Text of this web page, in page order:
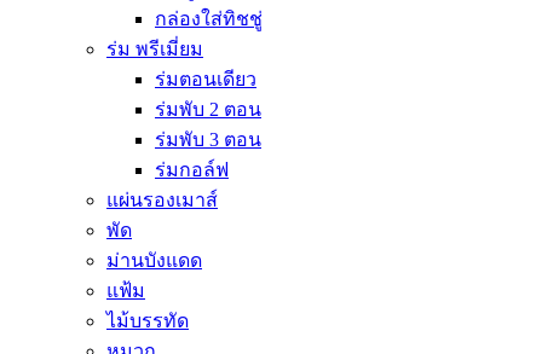
กล่องใส่ทิชชู่
ร่ม พรีเมี่ยม
ร่มตอนเดียว
ร่มพับ 2 ตอน
ร่มพับ 3 ตอน
ร่มกอล์ฟ
แผ่นรองเมาส์
พัด
ม่านบังแดด
แฟ้ม
ไม้บรรทัด